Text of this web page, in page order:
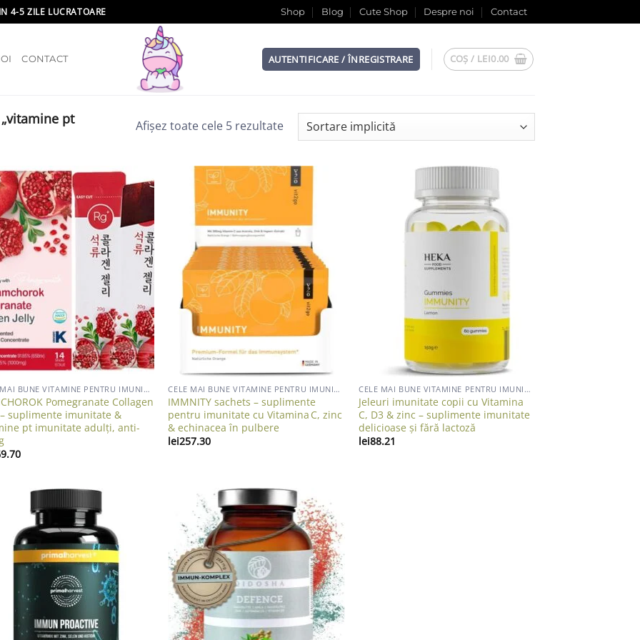
4-5 ZILE LUCRATOARE Shop Blog Cute Shop Despre noi Contact
CONTACT AUTENTIFICARE / ÎNREGISTRARE COȘ / LEI0.00
pt
Afișez toate cele 5 rezultate
Add to wishlist
CELE MAI BUNE VITAMINE PENTRU IMUNITATE ADULTI
Pomegranate Collagen
– suplimente imunitate &
pt imunitate adulți, anti-
Add to wishlist
CELE MAI BUNE VITAMINE PENTRU IMUNITATE ADULTI
IMMNITY sachets – suplimente
pentru imunitate cu Vitamina C, zinc
& echinacea în pulbere
lei257.30
Add to wishlist
CELE MAI BUNE VITAMINE PENTRU IMUNITATE ADULTI
Jeleuri imunitate copii cu Vitamina
C, D3 & zinc – suplimente imunitate
delicioase și fără lactoză
lei88.21
Add to wishlist Add to wishlist